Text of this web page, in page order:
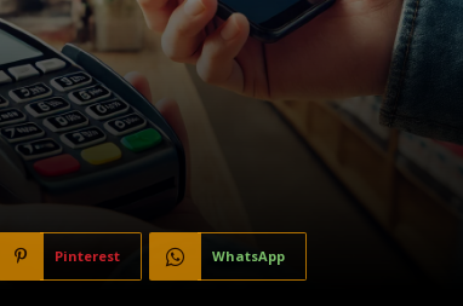
Pinterest WhatsApp